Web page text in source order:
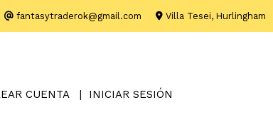
fantasytraderok@gmail.com Villa Tesei, Hurlingham
CUENTA INICIAR SESIÓN